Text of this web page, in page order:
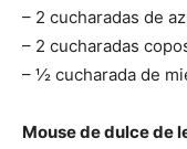
– 2 cucharadas de
– 2 cucharadas
– ½ cucharada de
Mouse de dulce de